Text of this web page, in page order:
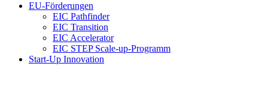
EU-Förderungen
EIC Pathfinder
EIC Transition
EIC Accelerator
EIC STEP Scale-up-Programm
Start-Up Innovation